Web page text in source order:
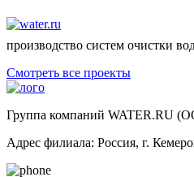
производство систем очистки
Смотреть все проекты
Группа компаний WATER.RU
Адрес филиала: Россия, г.